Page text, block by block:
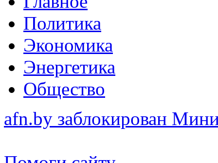
Политика
Экономика
Энергетика
Общество
afn.by заблокирован